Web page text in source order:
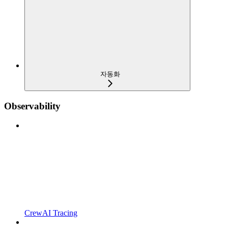
자동화
Observability
CrewAI Tracing